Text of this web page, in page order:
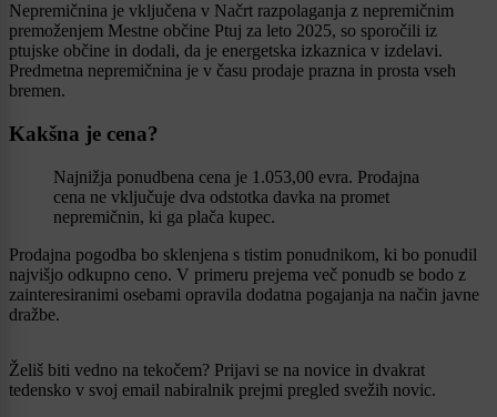
Nepremičnina je vključena v Načrt razpolaganja z nepremičnim
premoženjem Mestne občine Ptuj za leto 2025, so sporočili iz
ptujske občine in dodali, da je energetska izkaznica v izdelavi.
Predmetna nepremičnina je v času prodaje prazna in prosta vseh
bremen.
Kakšna je cena?
Najnižja ponudbena cena je 1.053,00 evra. Prodajna
cena ne vključuje dva odstotka davka na promet
nepremičnin, ki ga plača kupec.
Prodajna pogodba bo sklenjena s tistim ponudnikom, ki bo ponudil
najvišjo odkupno ceno. V primeru prejema več ponudb se bodo z
zainteresiranimi osebami opravila dodatna pogajanja na način javne
dražbe.
Želiš biti vedno na tekočem? Prijavi se na novice in dvakrat
tedensko v svoj email nabiralnik prejmi pregled svežih novic.